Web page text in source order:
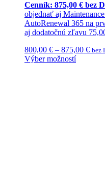
Cenník: 875,00 € bez
objednať aj
AutoRenewal 365 na
aj dodatočnú zľavu
800,00 € – 875,00 € bez
Výber možností